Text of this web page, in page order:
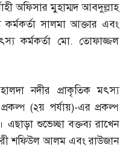
অফিসার মুহাম্মদ আবদুল্লাহ
কর্মকর্তা সালমা আক্তার এবং
কর্মকর্তা মো. তোফাজ্জল
নদীর প্রাকৃতিক মৎস্য
(২য় পর্যায়)-এর প্রকল্প
এছাড়া শুভেচ্ছা বক্তব্য রাখেন
শফিউল আলম এবং রাউজান